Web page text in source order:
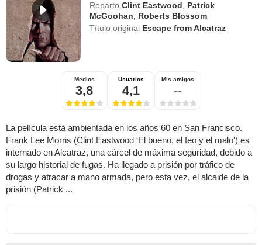
Reparto Clint Eastwood, Patrick
McGoohan, Roberts Blossom
Título original Escape from Alcatraz
Medios
3,8
Usuarios
4,1
Mis amigos
--
La película está ambientada en los años 60 en San Francisco.
Frank Lee Morris (Clint Eastwood 'El bueno, el feo y el malo') es
internado en Alcatraz, una cárcel de máxima seguridad, debido a
su largo historial de fugas. Ha llegado a prisión por tráfico de
drogas y atracar a mano armada, pero esta vez, el alcaide de la
prisión (Patrick ...